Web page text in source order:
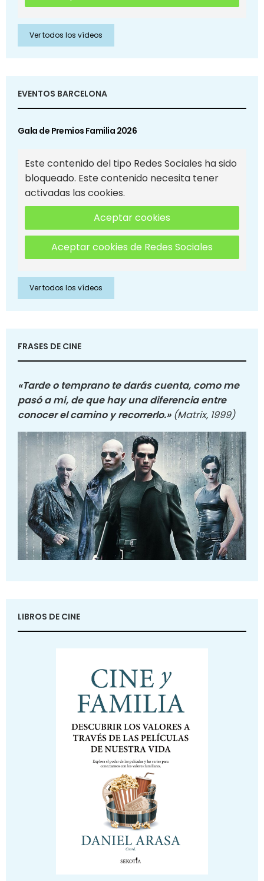
Ver todos los vídeos
EVENTOS BARCELONA
Gala de Premios Familia 2026
Este contenido del tipo Redes Sociales ha sido
bloqueado. Este contenido necesita tener
activadas las cookies.
Aceptar cookies
Aceptar cookies de Redes Sociales
Ver todos los vídeos
FRASES DE CINE
«Tarde o temprano te darás cuenta, como me
pasó a mí, de que hay una diferencia entre
conocer el camino y recorrerlo.» (Matrix, 1999)
LIBROS DE CINE